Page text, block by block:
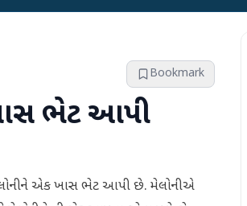
Bookmark
ભેટ આપી
મેલોનીને એક ખાસ ભેટ આપી છે. મેલોનીએ